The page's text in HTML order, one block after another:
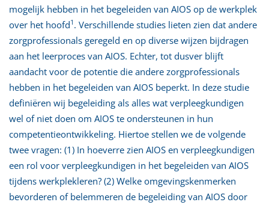
mogelijk hebben in het begeleiden van AIOS op de werkplek
over het hoofd1 . Verschillende studies lieten zien dat andere
zorgprofessionals geregeld en op diverse wijzen bijdragen
aan het leerproces van AIOS. Echter, tot dusver blijft
aandacht voor de potentie die andere zorgprofessionals
hebben in het begeleiden van AIOS beperkt. In deze studie
definiëren wij begeleiding als alles wat verpleegkundigen
wel of niet doen om AIOS te ondersteunen in hun
competentieontwikkeling. Hiertoe stellen we de volgende
twee vragen: (1) In hoeverre zien AIOS en verpleegkundigen
een rol voor verpleegkundigen in het begeleiden van AIOS
tijdens werkplekleren? (2) Welke omgevingskenmerken
bevorderen of belemmeren de begeleiding van AIOS door